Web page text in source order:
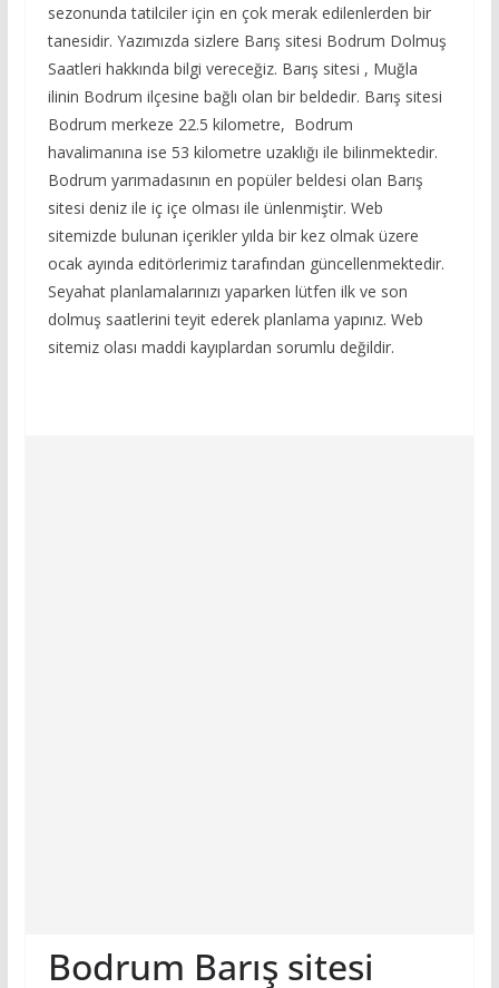
sezonunda tatilciler için en çok merak edilenlerden bir
tanesidir. Yazımızda sizlere Barış sitesi Bodrum Dolmuş
Saatleri hakkında bilgi vereceğiz. Barış sitesi , Muğla
ilinin Bodrum ilçesine bağlı olan bir beldedir. Barış sitesi
Bodrum merkeze 22.5 kilometre, Bodrum
havalimanına ise 53 kilometre uzaklığı ile bilinmektedir.
Bodrum yarımadasının en popüler beldesi olan Barış
sitesi deniz ile iç içe olması ile ünlenmiştir. Web
sitemizde bulunan içerikler yılda bir kez olmak üzere
ocak ayında editörlerimiz tarafından güncellenmektedir.
Seyahat planlamalarınızı yaparken lütfen ilk ve son
dolmuş saatlerini teyit ederek planlama yapınız. Web
sitemiz olası maddi kayıplardan sorumlu değildir.
Bodrum Barış sitesi